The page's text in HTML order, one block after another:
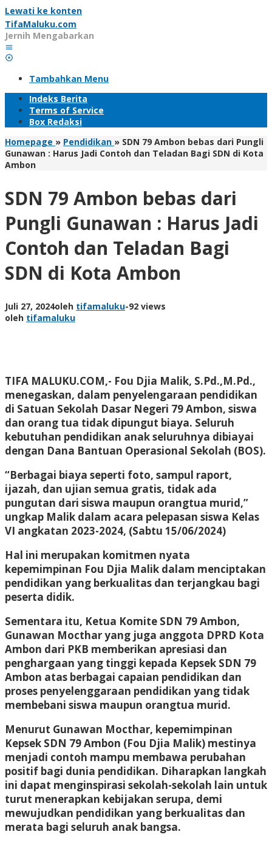
Lewati ke konten
TifaMaluku.com
Jernih Mengabarkan
Tambahkan Menu
Indeks Berita
Terms of Service
Box Redaksi
Homepage » Pendidikan » SDN 79 Ambon bebas dari Pungli
Gunawan : Harus Jadi Contoh dan Teladan Bagi SDN di Kota
Ambon
SDN 79 Ambon bebas dari
Pungli Gunawan : Harus Jadi
Contoh dan Teladan Bagi
SDN di Kota Ambon
Juli 27, 2024oleh tifamaluku-92 views
oleh tifamaluku
TIFA MALUKU.COM,- Fou Djia Malik, S.Pd.,M.Pd.,
menegaskan, dalam penyelengaraan pendidikan
di Satuan Sekolah Dasar Negeri 79 Ambon, siswa
dan orang tua tidak dipungut biaya. Seluruh
kebutuhan pendidikan anak seluruhnya dibiayai
dengan Dana Bantuan Operasional Sekolah (BOS).
“Berbagai biaya seperti foto, sampul raport,
ijazah, dan ujian semua gratis, tidak ada
pungutan dari siswa maupun orangtua murid,”
ungkap Malik dalam acara pelepasan siswa Kelas
VI angkatan 2023-2024, (Sabtu 15/06/2024)
Hal ini merupakan komitmen nyata
kepemimpinan Fou Djia Malik dalam menciptakan
pendidikan yang berkualitas dan terjangkau bagi
peserta didik.
Sementara itu, Ketua Komite SDN 79 Ambon,
Gunawan Mocthar yang juga anggota DPRD Kota
Ambon dari PKB memberikan apresiasi dan
penghargaan yang tinggi kepada Kepsek SDN 79
Ambon atas berbagai capaian pendidikan dan
proses penyelenggaraan pendidikan yang tidak
membebani siswa maupun orangtua murid.
Menurut Gunawan Mocthar, kepemimpinan
Kepsek SDN 79 Ambon (Fou Djia Malik) mestinya
menjadi contoh mampu membawa perubahan
positif bagi dunia pendidikan. Diharapkan langkah
ini dapat menginspirasi sekolah-sekolah lain untuk
turut menerapkan kebijakan serupa, demi
mewujudkan pendidikan yang berkualitas dan
merata bagi seluruh anak bangsa.